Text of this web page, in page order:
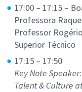
17:00 – 17:15 –
Professora
Professor
Superior Técnico
17:15 – 17:50
Key Note Speaker:
Talent & Culture